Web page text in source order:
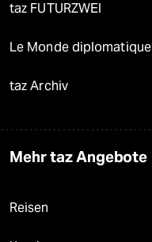
taz FUTURZWEI
Le Monde diplomatique
taz Archiv
Mehr taz Angebote
Reisen